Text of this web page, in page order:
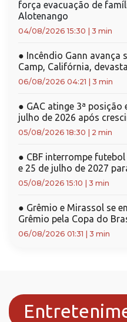
força evacuação de
Alotenango
04/08/2026 15:30 3 min
● Incêndio Gann avança
Camp, Califórnia,
06/08/2026 04:21 3 min
● GAC atinge 3ª posição
julho de 2026 após
05/08/2026 18:30 2 min
● CBF interrompe
e 25 de julho de 2027
05/08/2026 15:10 3 min
● Grêmio e Mirassol se
Grêmio pela Copa do
06/08/2026 01:31 3 min